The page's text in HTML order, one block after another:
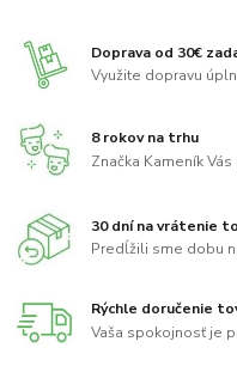
Doprava od 30€
Využite dopravu
8 rokov na trhu
Značka Kameník
30 dní na vrátenie
Predĺžili sme dobu
Rýchle doručenie
Vaša spokojnosť je